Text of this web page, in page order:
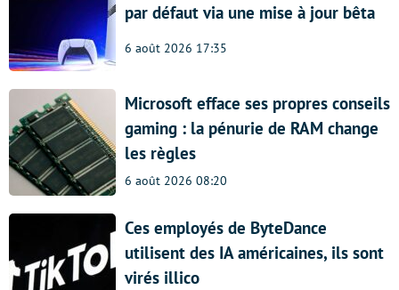
par défaut via une mise à jour bêta
6 août 2026 17:35
Microsoft efface ses propres conseils
gaming : la pénurie de RAM change
les règles
6 août 2026 08:20
Ces employés de ByteDance
utilisent des IA américaines, ils sont
virés illico